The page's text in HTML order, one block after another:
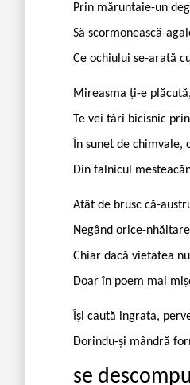
Prin măruntaie-un
Să scormonească-
Ce ochiului se-arată
Mireasma ți-e
Te vei târî bicisnic
În sunet de chimvale,
Din falnicul
Atât de brusc că-
Negând orice-
Chiar dacă vietatea
Doar în poem mai
Își caută ingrata,
Dorindu-și mândră
se